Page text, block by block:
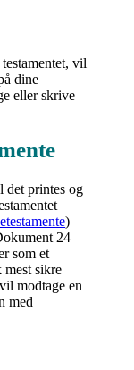
vil
dine
eller skrive
det printes og
)
24
som et
mest sikre
modtage en
med